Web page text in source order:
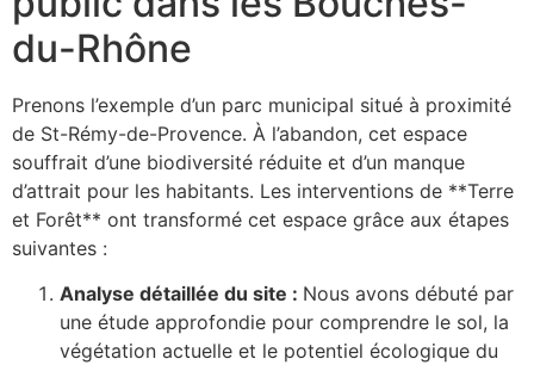
du-Rhône
Prenons l’exemple d’un parc municipal situé à proximité
de St-Rémy-de-Provence. À l’abandon, cet espace
souffrait d’une biodiversité réduite et d’un manque
d’attrait pour les habitants. Les interventions de **Terre
et Forêt** ont transformé cet espace grâce aux étapes
suivantes :
Analyse détaillée du site : Nous avons débuté par
une étude approfondie pour comprendre le sol, la
végétation actuelle et le potentiel écologique du